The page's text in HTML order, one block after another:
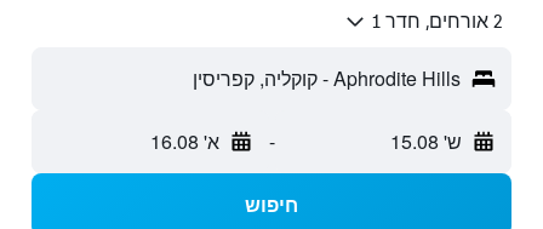
2 אורחים, חדר 1
Aphrodite Hills - קוקליה, קפריסין
ש' 15.08 - א' 16.08
חיפוש